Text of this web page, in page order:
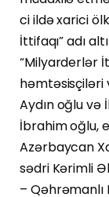
ci ildə xarici
İttifaqı” adı
“Milyarderlər
həmtəsisçiləri
Aydın oğlu
İbrahim oğlu,
Azərbaycan
sədri Kərimli
– Qəhrəmanlı